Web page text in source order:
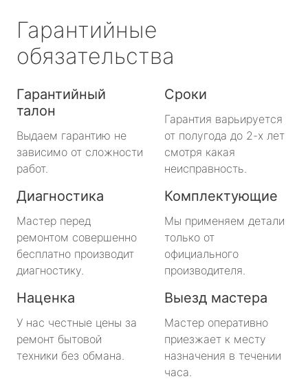
Гарантийные
обязательства
Гарантийный
талон
Выдаем гарантию не
зависимо от сложности
работ.
Сроки
Гарантия варьируется
от полугода до 2-х лет
смотря какая
неисправность.
Диагностика
Мастер перед
ремонтом совершенно
бесплатно производит
диагностику.
Комплектующие
Мы применяем детали
только от
официального
производителя.
Наценка
У нас честные цены за
ремонт бытовой
техники без обмана.
Выезд мастера
Мастер оперативно
приезжает к месту
назначения в течении
часа.